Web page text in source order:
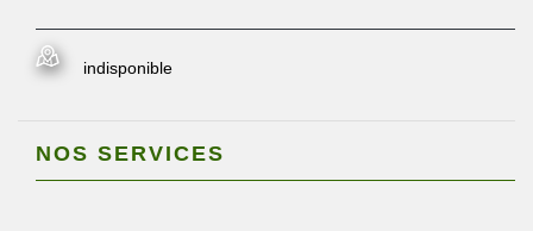
indisponible
NOS SERVICES